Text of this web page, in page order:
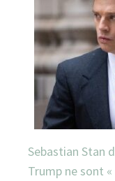
Sebastian Stan
Trump ne sont